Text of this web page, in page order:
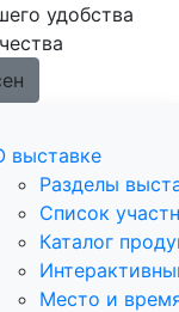
удобства
выставке
Разделы
Список
Каталог
Место и